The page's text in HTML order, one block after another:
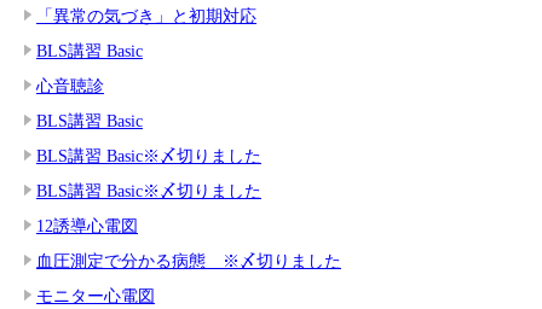
「異常の気づき」と初期対応
BLS講習 Basic
心音聴診
BLS講習 Basic
BLS講習 Basic※〆切りました
BLS講習 Basic※〆切りました
12誘導心電図
血圧測定で分かる病態 ※〆切りました
モニター心電図